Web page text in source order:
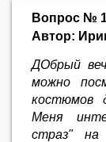
Вопрос №
Автор:
ДОбрый
можно
костюмов
Меня
страз" на